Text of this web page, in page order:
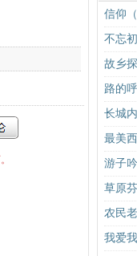
信仰
不忘
故乡
路的
长城
最美
游子
草原
农民
我爱